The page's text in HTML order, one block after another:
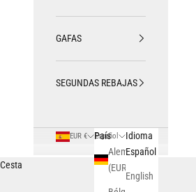
GAFAS
SEGUNDAS REBAJAS
EUR €
País
Alemania
Español
Idioma
Español
English
Cesta